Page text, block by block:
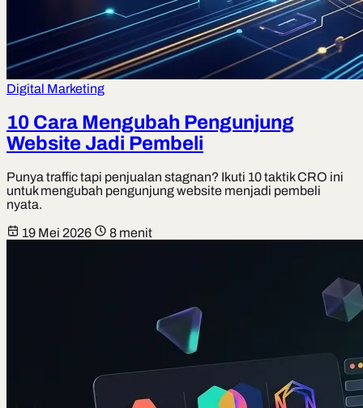
Digital Marketing
10 Cara Mengubah Pengunjung
Website Jadi Pembeli
Punya traffic tapi penjualan stagnan? Ikuti 10 taktik CRO ini
untuk mengubah pengunjung website menjadi pembeli
nyata.
19 Mei 2026 8 menit